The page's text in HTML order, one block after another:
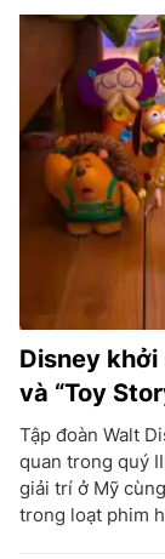
Disney
và “Toy
Tập đoàn Walt
quan trong quý
giải trí ở Mỹ
trong loạt phim